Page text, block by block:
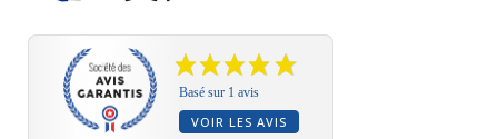
Basé sur 1 avis
VOIR LES AVIS